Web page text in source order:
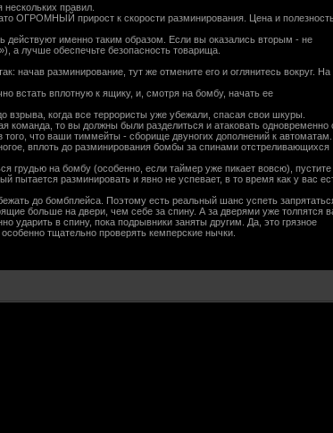
правил.
ОГРОМНЫЙ прирост к скорости разминирования. Цена и
действуют именно таким образом. Если вы оказались вторым - не
а лучше обеспечьте безопасность товарища.
начав разминирование, тут же отмените его и оглянитесь вокруг. На
встать вплотную к ящику, и, смотря на бомбу, начать ее
когда все террористы уже убежали, спасая свои шкуры.
то вы должны были разделиться и атаковать одновременно
что ваши тиммейты - сборище двуногих дополнений к автоматам.
вплоть до разминирования бомбы за спинами отстреливающихся
грудью на бомбу (особенно, если таймер уже пикает вовсю), пустите
пытается разминировать и явно не успевает, в то время как у вас
до бомбплейса. Поэтому есть реальный шанс успеть
больше на двери, чем себе за спину. А за дверями уже толпятся
ударить в спину, пока подрывники заняты другим. Да, это грязное
тщательно проверять кемперские нычки.